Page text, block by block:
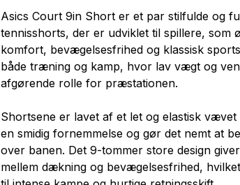
Asics Court 9in Short er et par stilfulde og
tennisshorts, der er udviklet til spillere, som
komfort, bevægelsesfrihed og klassisk
både træning og kamp, hvor lav vægt og
afgørende rolle for præstationen.
Shortsene er lavet af et let og elastisk vævet
en smidig fornemmelse og gør det nemt at
over banen. Det 9-tommer store design
mellem dækning og bevægelsesfrihed,